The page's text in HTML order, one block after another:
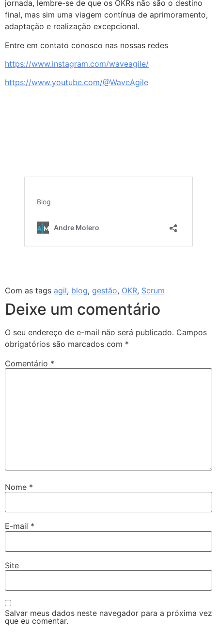
jornada, lembre-se de que os OKRs não são o destino
final, mas sim uma viagem contínua de aprimoramento,
adaptação e realização excepcional.
Entre em contato conosco nas nossas redes
https://www.instagram.com/waveagile/
https://www.youtube.com/@WaveAgile
Com as tags agil, blog, gestão, OKR, Scrum
Deixe um comentário
O seu endereço de e-mail não será publicado. Campos
obrigatórios são marcados com *
Comentário *
Nome *
E-mail *
Site
Salvar meus dados neste navegador para a próxima vez
que eu comentar.